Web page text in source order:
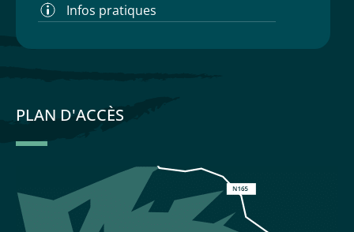
Infos pratiques
PLAN D'ACCÈS